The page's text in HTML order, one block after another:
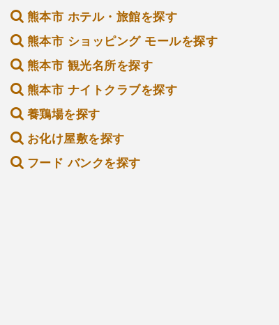
熊本市 ホテル・旅館を探す
熊本市 ショッピング モールを探す
熊本市 観光名所を探す
熊本市 ナイトクラブを探す
養鶏場を探す
お化け屋敷を探す
フード バンクを探す